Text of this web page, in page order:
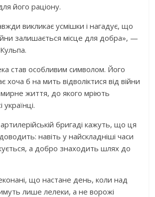
його раціону.
викликає усмішки і нагадує, що
залишається місце для добра», —
став особливим символом. Його
хоча б на мить відволіктися від війни
життя, до якого мріють
українці.
бригаді кажуть, що ця
навіть у найскладніші часи
а добро знаходить шлях до
що настане день, коли над
лише лелеки, а не ворожі